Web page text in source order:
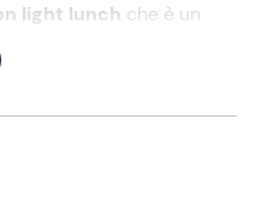
light lunch che è un
un
deve avere il suo